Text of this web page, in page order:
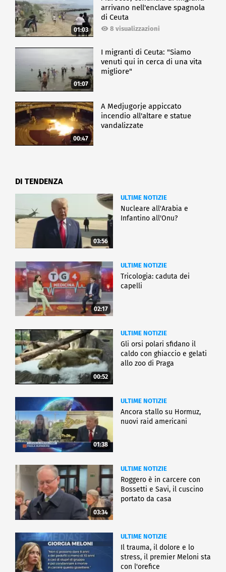
01:03
arrivano nell'enclave spagnola
di Ceuta
8 visualizzazioni
01:07
I migranti di Ceuta: "Siamo
venuti qui in cerca di una vita
migliore"
00:47
A Medjugorje appiccato
incendio all'altare e statue
vandalizzate
DI TENDENZA
03:56
ULTIME NOTIZIE
Nucleare all'Arabia e
Infantino all'Onu?
02:17
ULTIME NOTIZIE
Tricologia: caduta dei
capelli
00:52
ULTIME NOTIZIE
Gli orsi polari sfidano il
caldo con ghiaccio e gelati
allo zoo di Praga
01:38
ULTIME NOTIZIE
Ancora stallo su Hormuz,
nuovi raid americani
03:34
ULTIME NOTIZIE
Roggero è in carcere con
Bossetti e Savi, il cuscino
portato da casa
ULTIME NOTIZIE
Il trauma, il dolore e lo
stress, il premier Meloni sta
con l'orefice